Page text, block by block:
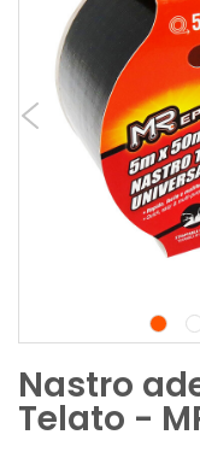
Nastro
Telato -